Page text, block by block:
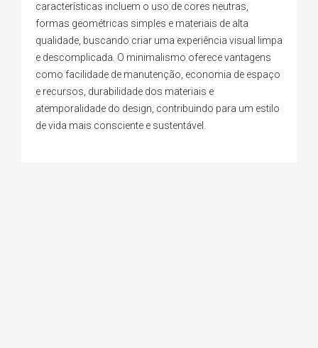
características incluem o uso de cores neutras,
formas geométricas simples e materiais de alta
qualidade, buscando criar uma experiência visual limpa
e descomplicada. O minimalismo oferece vantagens
como facilidade de manutenção, economia de espaço
e recursos, durabilidade dos materiais e
atemporalidade do design, contribuindo para um estilo
de vida mais consciente e sustentável.